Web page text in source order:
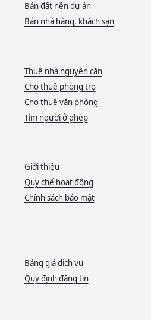
Bán đất nền dự án
Bán nhà hàng, khách sạn
Thuê nhà nguyên căn
Cho thuê phòng trọ
Cho thuê văn phòng
Tìm người ở ghép
Giới thiệu
Quy chế hoạt động
Chính sách bảo mật
Bảng giá dịch vụ
Quy định đăng tin